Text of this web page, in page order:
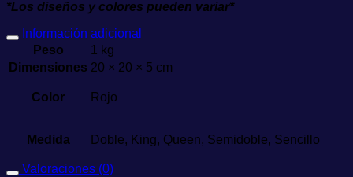
*Los diseños y colores pueden variar*
Información adicional
Peso
1 kg
Dimensiones 20 × 20 × 5 cm
Color Rojo
Medida Doble, King, Queen, Semidoble, Sencillo
Valoraciones (0)